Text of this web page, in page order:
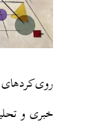
خبری و